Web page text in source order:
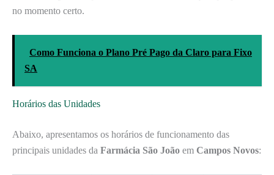
no momento certo.
Como Funciona o Plano Pré Pago da Claro para Fixo
SA
Horários das Unidades
Abaixo, apresentamos os horários de funcionamento das
principais unidades da Farmácia São João em Campos Novos: